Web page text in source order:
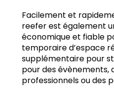
Facilement et
reefer est également
économique et fiable
temporaire d’espace
supplémentaire pour
pour des évènements,
professionnels ou des